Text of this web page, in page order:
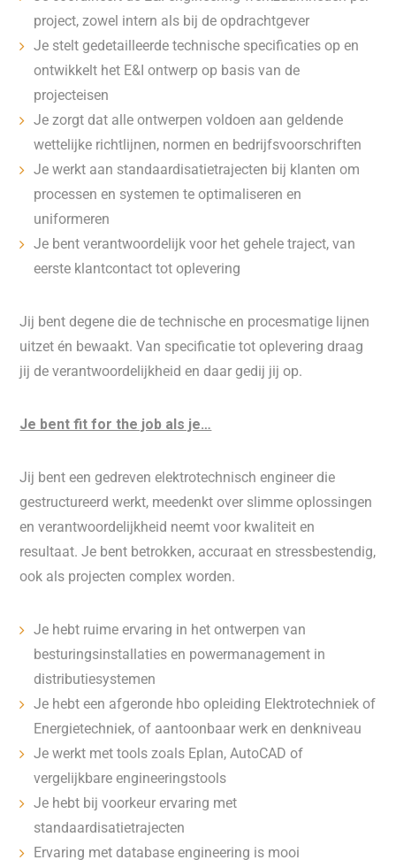
project, zowel intern als bij de opdrachtgever
Je stelt gedetailleerde technische specificaties op en
ontwikkelt het E&I ontwerp op basis van de
projecteisen
Je zorgt dat alle ontwerpen voldoen aan geldende
wettelijke richtlijnen, normen en bedrijfsvoorschriften
Je werkt aan standaardisatietrajecten bij klanten om
processen en systemen te optimaliseren en
uniformeren
Je bent verantwoordelijk voor het gehele traject, van
eerste klantcontact tot oplevering
Jij bent degene die de technische en procesmatige lijnen
uitzet én bewaakt. Van specificatie tot oplevering draag
jij de verantwoordelijkheid en daar gedij jij op.
Je bent fit for the job als je…
Jij bent een gedreven elektrotechnisch engineer die
gestructureerd werkt, meedenkt over slimme oplossingen
en verantwoordelijkheid neemt voor kwaliteit en
resultaat. Je bent betrokken, accuraat en stressbestendig,
ook als projecten complex worden.
Je hebt ruime ervaring in het ontwerpen van
besturingsinstallaties en powermanagement in
distributiesystemen
Je hebt een afgeronde hbo opleiding Elektrotechniek of
Energietechniek, of aantoonbaar werk en denkniveau
Je werkt met tools zoals Eplan, AutoCAD of
vergelijkbare engineeringstools
Je hebt bij voorkeur ervaring met
standaardisatietrajecten
Ervaring met database engineering is mooi